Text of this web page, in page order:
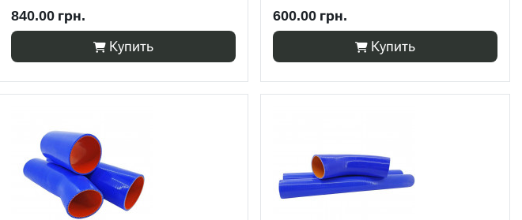
840.00 грн.
Купить
600.00 грн.
Купить